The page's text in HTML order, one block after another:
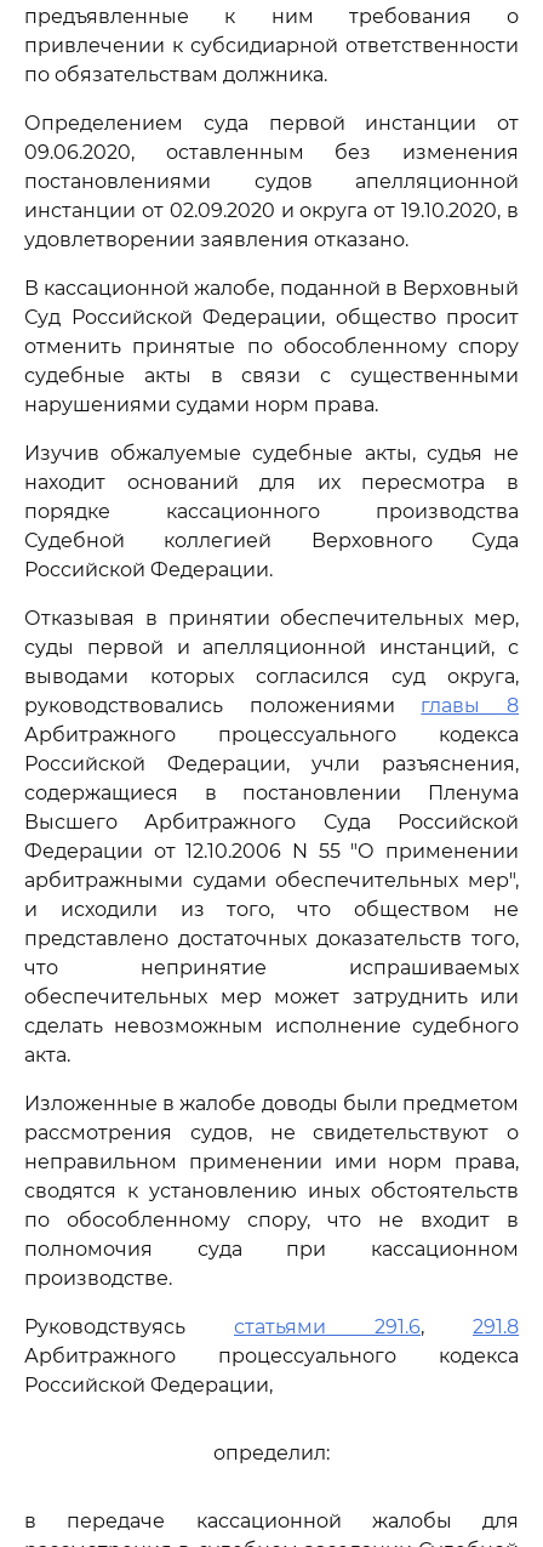
предъявленные к ним требования о
привлечении к субсидиарной ответственности
по обязательствам должника.
Определением суда первой инстанции от
09.06.2020, оставленным без изменения
постановлениями судов апелляционной
инстанции от 02.09.2020 и округа от 19.10.2020, в
удовлетворении заявления отказано.
В кассационной жалобе, поданной в Верховный
Суд Российской Федерации, общество просит
отменить принятые по обособленному спору
судебные акты в связи с существенными
нарушениями судами норм права.
Изучив обжалуемые судебные акты, судья не
находит оснований для их пересмотра в
порядке кассационного производства
Судебной коллегией Верховного Суда
Российской Федерации.
Отказывая в принятии обеспечительных мер,
суды первой и апелляционной инстанций, с
выводами которых согласился суд округа,
руководствовались положениями главы 8
Арбитражного процессуального кодекса
Российской Федерации, учли разъяснения,
содержащиеся в постановлении Пленума
Высшего Арбитражного Суда Российской
Федерации от 12.10.2006 N 55 "О применении
арбитражными судами обеспечительных мер",
и исходили из того, что обществом не
представлено достаточных доказательств того,
что непринятие испрашиваемых
обеспечительных мер может затруднить или
сделать невозможным исполнение судебного
акта.
Изложенные в жалобе доводы были предметом
рассмотрения судов, не свидетельствуют о
неправильном применении ими норм права,
сводятся к установлению иных обстоятельств
по обособленному спору, что не входит в
полномочия суда при кассационном
производстве.
Руководствуясь статьями 291.6, 291.8
Арбитражного процессуального кодекса
Российской Федерации,
определил:
в передаче кассационной жалобы для